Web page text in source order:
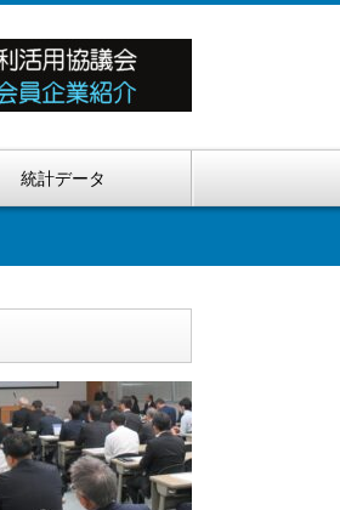
統計データ